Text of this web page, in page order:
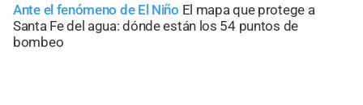
Ante el fenómeno de El Niño El mapa que protege a
Santa Fe del agua: dónde están los 54 puntos de
bombeo